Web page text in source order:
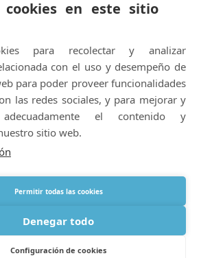
dans le monde entier
Sauerstofflieferungen
de oxígeno medicinal en el
legal y políticas de privacidad y cookies
cookies en este sitio
para recolectar y analizar
con el uso y desempeño de
para poder proveer funcionalidades
las redes sociales, y para mejorar y
adecuadamente el contenido y
sitio web.
Permitir todas las cookies
Denegar todo
Configuración de cookies